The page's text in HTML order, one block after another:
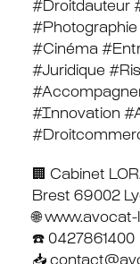
#Droitdauteur
#Photographie
#Cinéma
#Juridique
#Innovation
🏢 Cabinet
Brest 69002
🌐
☎️ 0427861400